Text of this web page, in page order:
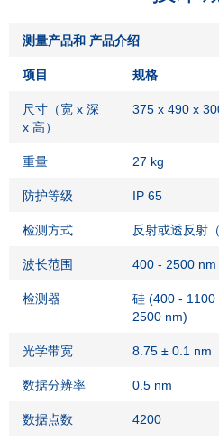
测量产品和 产品介绍
项目 规格
尺寸（宽 x 深
x 高）
375 x 490 x
重量 27 kg
防护等级 IP 65
检测方式 反射或透反射
波长范围 400 - 2500 nm
检测器
硅 (400 - 1100
2500 nm)
光学带宽 8.75 ± 0.1 nm
数据分辨率 0.5 nm
数据点数 4200